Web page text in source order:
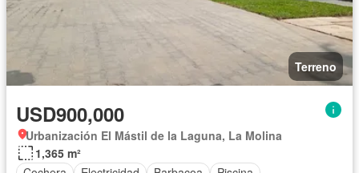
Terreno
USD900,000
Urbanización El Mástil de la Laguna, La Molina
1,365 m²